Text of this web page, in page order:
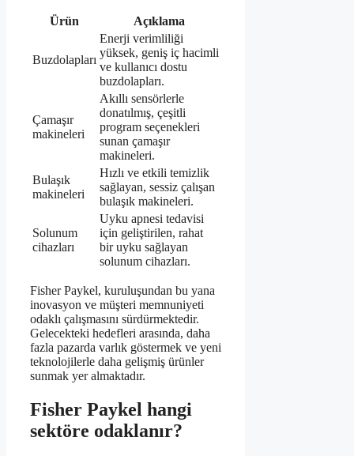
Ürün Açıklama
Buzdolapları
Enerji verimliliği
yüksek, geniş iç hacimli
ve kullanıcı dostu
buzdolapları.
Çamaşır
makineleri
Akıllı sensörlerle
donatılmış, çeşitli
program seçenekleri
sunan çamaşır
makineleri.
Bulaşık
makineleri
Hızlı ve etkili temizlik
sağlayan, sessiz çalışan
bulaşık makineleri.
Solunum
cihazları
Uyku apnesi tedavisi
için geliştirilen, rahat
bir uyku sağlayan
solunum cihazları.
Fisher Paykel, kuruluşundan bu yana
inovasyon ve müşteri memnuniyeti
odaklı çalışmasını sürdürmektedir.
Gelecekteki hedefleri arasında, daha
fazla pazarda varlık göstermek ve yeni
teknolojilerle daha gelişmiş ürünler
sunmak yer almaktadır.
Fisher Paykel hangi
sektöre odaklanır?